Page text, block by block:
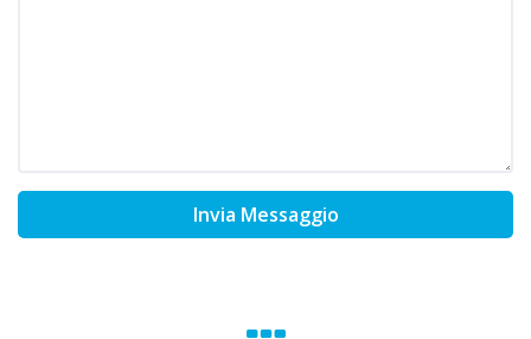
Invia Messaggio